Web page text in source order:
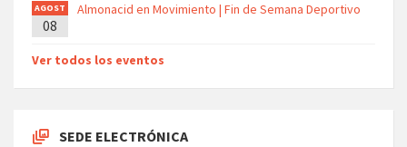
AGOST
O
08
Almonacid en Movimiento | Fin de Semana Deportivo
Ver todos los eventos
SEDE ELECTRÓNICA